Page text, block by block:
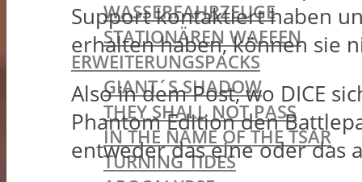
WASSERFAHRZEUGE
STATIONÄREN WAFFEN
ERWEITERUNGSPACKS
GIANT´S SHADOW
THEY SHALL NOT PASS
IN THE NAME OF THE TSAR
TURNING TIDES
Support kontaktiert haben
erhalten haben, können sie
Also in dem Post, wo DICE
Phantom Edition den
entweder das eine oder das